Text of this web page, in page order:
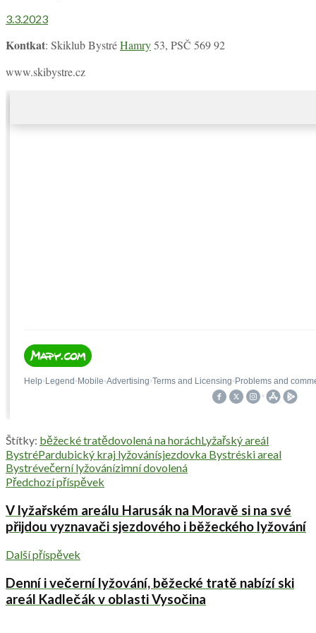
3.3.2023
Kontkat: Skiklub BystréHamry53, PSČ 569 92
www.skibystre.cz
Štítky: běžecké tratědovolená na horáchLyžařský areál
BystréPardubický kraj lyžovánísjezdovka Bystréski areal
Bystrévečerní lyžovánízimní dovolená
Předchozí příspěvek
V lyžařském areálu Harusák na Moravě si na své
přijdou vyznavači sjezdového i běžeckého lyžování
Další příspěvek
Denní i večerní lyžování, běžecké tratě nabízí ski
areál Kadlečák v oblasti Vysočina